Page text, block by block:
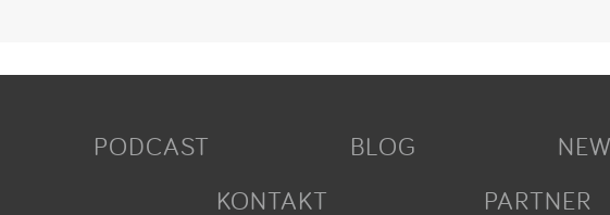
PODCAST BLOG
KONTAKT
PARTNER